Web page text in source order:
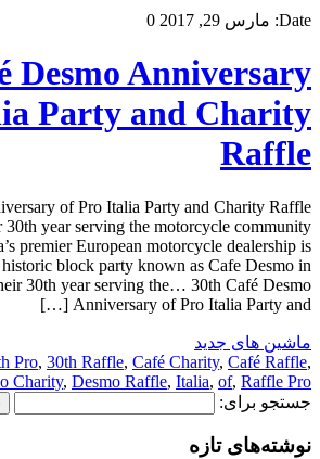
Date: مارس 29, 2017 0
Desmo Anniversary
Party and Charity
Raffle
of Pro Italia Party and Charity Raffle
30th year serving the motorcycle community
premier European motorcycle dealership is
block party known as Cafe Desmo in
30th year serving the… 30th Café Desmo
Anniversary of Pro Italia Party and […]
ماشین های جدید
Pro, 30th Raffle, Café Charity, Café Raffle,
Charity, Desmo Raffle, Italia, of, Raffle Pro
جستجو برای:
نوشته‌های تازه